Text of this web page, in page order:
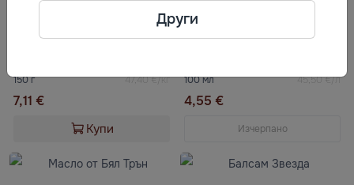
5.0
150 г 47,40 €/кг
7,11 €
Купи
5.0
100 мл 45,50 €/л
4,55 €
Изчерпано
Други